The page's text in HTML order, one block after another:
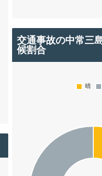
交通事故の中常三
候割合